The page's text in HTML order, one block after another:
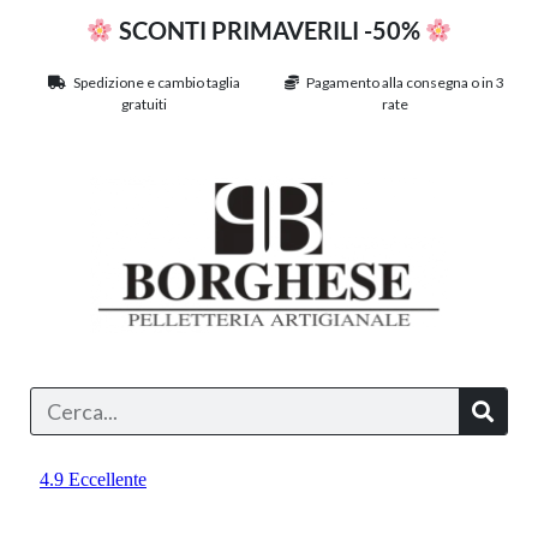
SCONTI PRIMAVERILI -50%
Spedizione e cambio taglia
gratuiti
Pagamento alla consegna o in 3
rate